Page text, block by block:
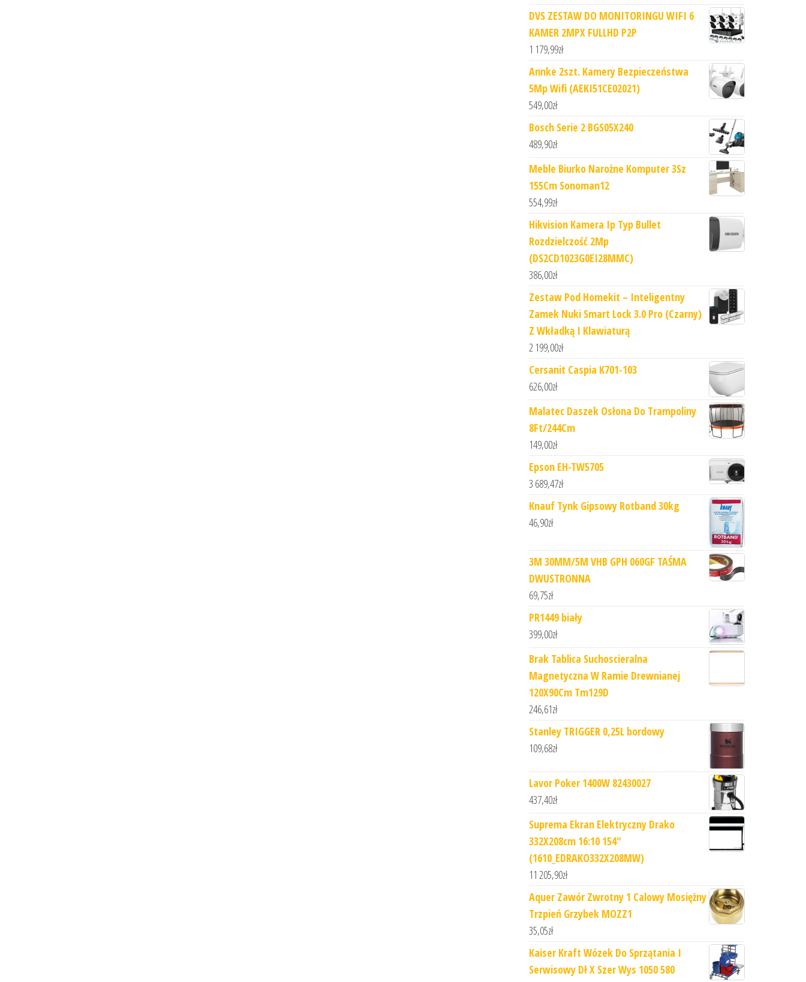
DVS ZESTAW DO MONITORINGU WIFI 6
KAMER 2MPX FULLHD P2P
1 179,99zł
Annke 2szt. Kamery Bezpieczeństwa
5Mp Wifi (AEKI51CE02021)
549,00zł
Bosch Serie 2 BGS05X240
489,90zł
Meble Biurko Narożne Komputer 3Sz
155Cm Sonoman12
554,99zł
Hikvision Kamera Ip Typ Bullet
Rozdzielczość 2Mp
(DS2CD1023G0EI28MMC)
386,00zł
Zestaw Pod Homekit – Inteligentny
Zamek Nuki Smart Lock 3.0 Pro (Czarny)
Z Wkładką I Klawiaturą
2 199,00zł
Cersanit Caspia K701-103
626,00zł
Malatec Daszek Osłona Do Trampoliny
8Ft/244Cm
149,00zł
Epson EH-TW5705
3 689,47zł
Knauf Tynk Gipsowy Rotband 30kg
46,90zł
3M 30MM/5M VHB GPH 060GF TAŚMA
DWUSTRONNA
69,75zł
PR1449 biały
399,00zł
Brak Tablica Suchoscieralna
Magnetyczna W Ramie Drewnianej
120X90Cm Tm129D
246,61zł
Stanley TRIGGER 0,25L bordowy
109,68zł
Lavor Poker 1400W 82430027
437,40zł
Suprema Ekran Elektryczny Drako
332X208cm 16:10 154"
(1610_EDRAKO332X208MW)
11 205,90zł
Aquer Zawór Zwrotny 1 Calowy Mosiężny
Trzpień Grzybek MOZZ1
35,05zł
Kaiser Kraft Wózek Do Sprzątania I
Serwisowy Dł X Szer Wys 1050 580